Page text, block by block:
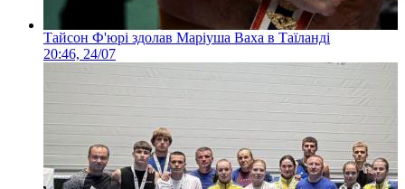
Тайсон Ф'юрі здолав Маріуша Ваха в Таїланді
20:46, 24/07